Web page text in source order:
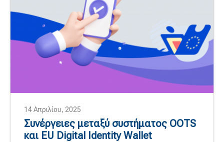
14 Απριλίου, 2025
Συνέργειες μεταξύ συστήματος OOTS
και EU Digital Identity Wallet